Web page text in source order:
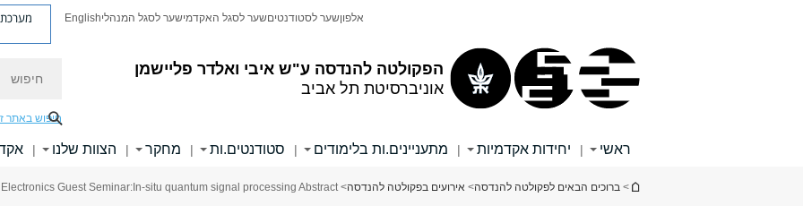
הפקולטה להנדסה ע"ש איבי ואלדר פליישמן
אוניברסיטת תל אביב
אלפוןשער לסטודנטיםשער לסגל האקדמישער לסגל המנהליEnglish מערכת
חיפוש באתר
ראשי | יחידות אקדמיות | מתעניינים.ות בלימודים | סטודנטים.ות | מחקר | הצוות שלנו |
הינך נמצא כאן
> ברוכים הבאים לפקולטה להנדסה> אירועים בפקולטה להנדסה> Physical Electronics Guest Seminar:In-situ quantum signal processing Abstract